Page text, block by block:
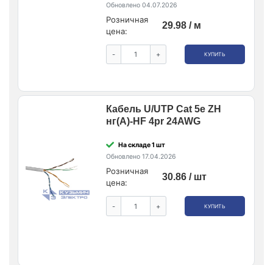
Обновлено 04.07.2026
Розничная
цена:
29.98 / м
- + КУПИТЬ
Кабель U/UTP Cat 5e ZH
нг(А)-HF 4pr 24AWG
На складе 1 шт
Обновлено 17.04.2026
Розничная
цена:
30.86 / шт
- + КУПИТЬ